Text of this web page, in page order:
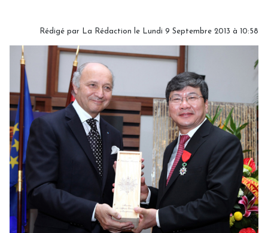
Rédigé par La Rédaction le Lundi 9 Septembre 2013 à 10:58